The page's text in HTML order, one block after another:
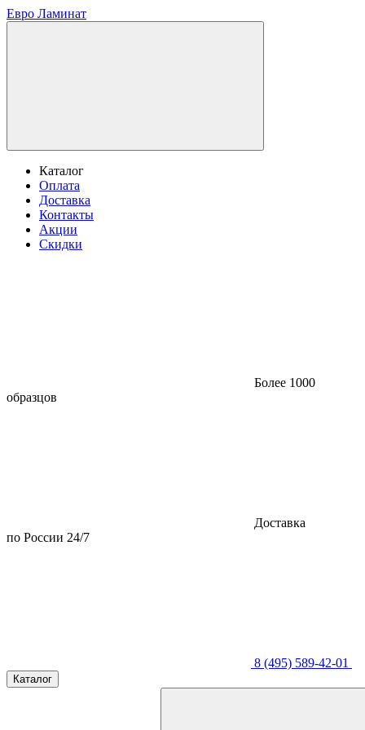
Евро Ламинат
Каталог
Оплата
Доставка
Контакты
Акции
Скидки
Более 1000
образцов
Доставка
по России 24/7
8 (495) 589-42-01
Каталог